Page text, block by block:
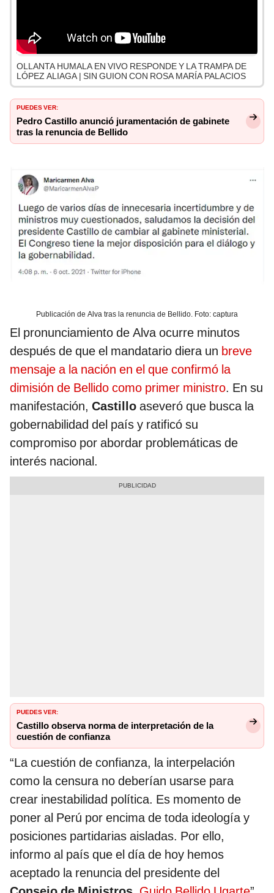
OLLANTA HUMALA EN VIVO RESPONDE Y LA TRAMPA DE
LÓPEZ ALIAGA | SIN GUION CON ROSA MARÍA PALACIOS
PUEDES VER:
Pedro Castillo anunció juramentación de gabinete
tras la renuncia de Bellido
Publicación de Alva tras la renuncia de Bellido. Foto: captura
El pronunciamiento de Alva ocurre minutos
después de que el mandatario diera un breve
mensaje a la nación en el que confirmó la
dimisión de Bellido como primer ministro. En su
manifestación, Castillo aseveró que busca la
gobernabilidad del país y ratificó su
compromiso por abordar problemáticas de
interés nacional.
PUEDES VER:
Castillo observa norma de interpretación de la
cuestión de confianza
“La cuestión de confianza, la interpelación
como la censura no deberían usarse para
crear inestabilidad política. Es momento de
poner al Perú por encima de toda ideología y
posiciones partidarias aisladas. Por ello,
informo al país que el día de hoy hemos
aceptado la renuncia del presidente del